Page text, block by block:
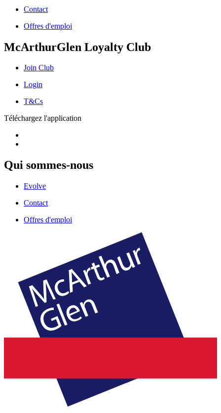
Contact
Offres d'emploi
McArthurGlen Loyalty Club
Join Club
Login
T&Cs
Téléchargez l'application
Qui sommes-nous
Evolve
Contact
Offres d'emploi